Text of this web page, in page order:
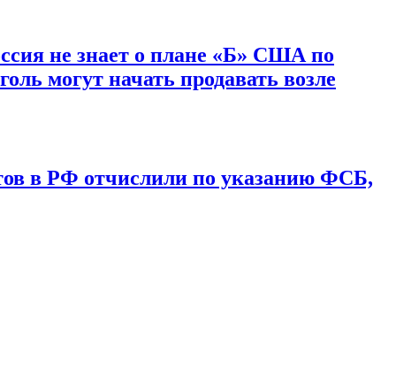
не знает о плане «Б» США по
могут начать продавать возле
в РФ отчислили по указанию ФСБ,